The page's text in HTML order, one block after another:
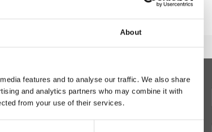
About
features and to analyse our traffic. We also share
and analytics partners who may combine it with
from your use of their services.
jätekeskus
87900 Kajaani